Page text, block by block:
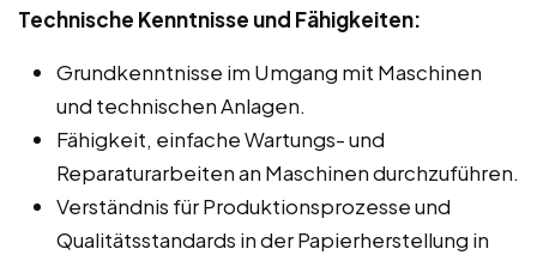
Technische Kenntnisse und Fähigkeiten:
Grundkenntnisse im Umgang mit Maschinen
und technischen Anlagen.
Fähigkeit, einfache Wartungs- und
Reparaturarbeiten an Maschinen durchzuführen.
Verständnis für Produktionsprozesse und
Qualitätsstandards in der Papierherstellung in